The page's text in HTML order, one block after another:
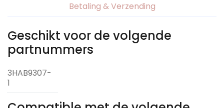
Betaling & Verzending
Geschikt voor de volgende
partnummers
3HAB9307-
1